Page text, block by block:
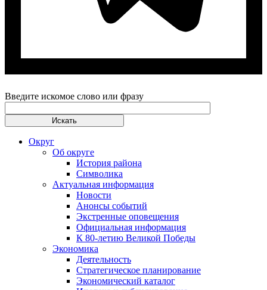
Введите искомое слово или фразу
Округ
Об округе
История района
Символика
Актуальная информация
Новости
Анонсы событий
Экстренные оповещения
Официальная информация
К 80-летию Великой Победы
Экономика
Деятельность
Стратегическое планирование
Экономический каталог